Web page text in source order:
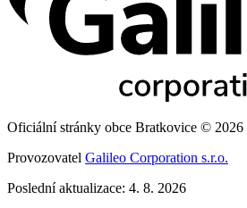
Oficiální stránky obce Bratkovice © 2026
Provozovatel Galileo Corporation s.r.o.
Poslední aktualizace: 4. 8. 2026